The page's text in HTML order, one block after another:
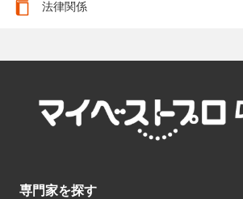
法律関係
専門家を探す